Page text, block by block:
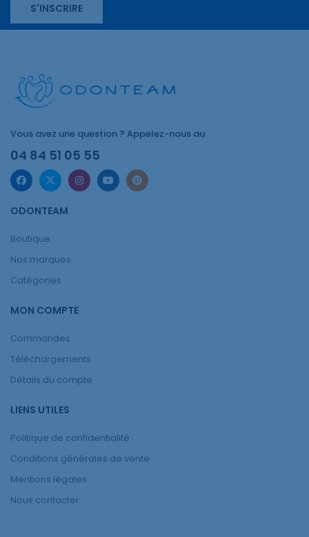
S'INSCRIRE
Vous avez une question ? Appelez-nous au
04 84 51 05 55
ODONTEAM
Boutique
Nos marques
Catégories
MON COMPTE
Commandes
Téléchargements
Détails du compte
LIENS UTILES
Politique de confidentialité
Conditions générales de vente
Mentions légales
Nous contacter